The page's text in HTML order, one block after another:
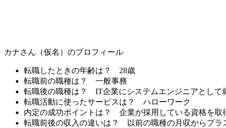
カナさん（仮名）のプロフィール
転職したときの年齢は？ 28歳
転職前の職種は？ 一般事務
転職後の職種は？ IT企業にシステムエンジニアとして
転職活動に使ったサービスは？ ハローワーク
内定の成功ポイントは？ 企業が採用している資格を取
転職前後の収入の違いは？
以前の職種の月収からプラ